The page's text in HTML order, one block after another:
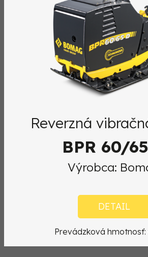
Reverzná
BPR 60/
Výrobca:
DETAIL
Prevádzková hmotnosť: